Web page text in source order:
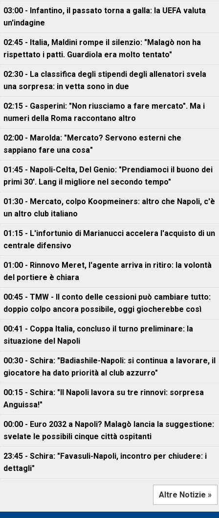
03:00 - Infantino, il passato torna a galla: la UEFA valuta
un'indagine
02:45 - Italia, Maldini rompe il silenzio: "Malagò non ha
rispettato i patti. Guardiola era molto tentato"
02:30 - La classifica degli stipendi degli allenatori svela
una sorpresa: in vetta sono in due
02:15 - Gasperini: "Non riusciamo a fare mercato". Ma i
numeri della Roma raccontano altro
02:00 - Marolda: "Mercato? Servono esterni che
sappiano fare una cosa"
01:45 - Napoli-Celta, Del Genio: "Prendiamoci il buono dei
primi 30'. Lang il migliore nel secondo tempo"
01:30 - Mercato, colpo Koopmeiners: altro che Napoli, c'è
un altro club italiano
01:15 - L'infortunio di Marianucci accelera l'acquisto di un
centrale difensivo
01:00 - Rinnovo Meret, l'agente arriva in ritiro: la volontà
del portiere è chiara
00:45 - TMW - Il conto delle cessioni può cambiare tutto:
doppio colpo ancora possibile, oggi giocherebbe così
00:41 - Coppa Italia, concluso il turno preliminare: la
situazione del Napoli
00:30 - Schira: "Badiashile-Napoli: si continua a lavorare, il
giocatore ha dato priorità al club azzurro"
00:15 - Schira: "Il Napoli lavora su tre rinnovi: sorpresa
Anguissa!"
00:00 - Euro 2032 a Napoli? Malagò lancia la suggestione:
svelate le possibili cinque città ospitanti
23:45 - Schira: "Favasuli-Napoli, incontro per chiudere: i
dettagli"
Altre Notizie »